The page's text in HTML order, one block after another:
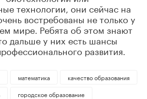
технологии, они сейчас на
востребованы не только у
мире. Ребята об этом знают
дальше у них есть шансы
развития.
математика
качество образования
городское образование